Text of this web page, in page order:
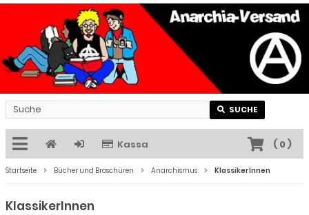
SUCHE
Kassa ( 0)
Startseite Bücher und Broschüren Anarchismus KlassikerInnen
KlassikerInnen